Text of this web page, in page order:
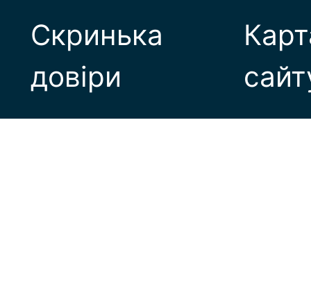
Скринька
довіри